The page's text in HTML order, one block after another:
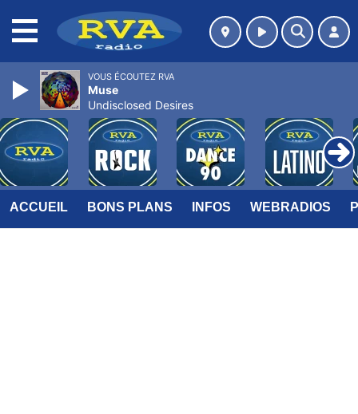
ACCUEIL BONS PLANS INFOS WEBRADIOS
VOUS ÉCOUTEZ RVA
Muse
Undisclosed Desires